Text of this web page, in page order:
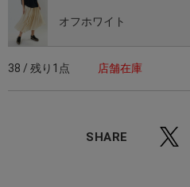
オフホワイト
38 / 残り1点 店舗在庫
SHARE